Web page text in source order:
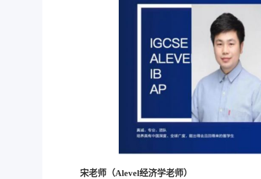
宋老师（Alevel经济学老师）